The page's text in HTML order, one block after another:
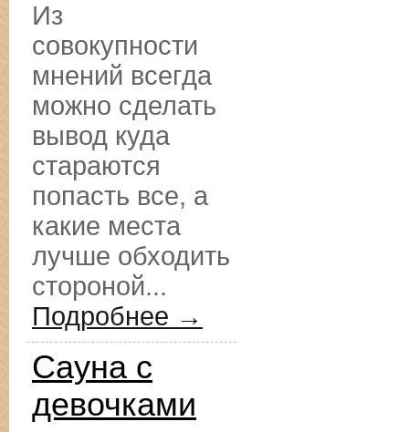
Из
совокупности
мнений всегда
можно сделать
вывод куда
стараются
попасть все, а
какие места
лучше обходить
стороной...
Подробнее →
Сауна с
девочками